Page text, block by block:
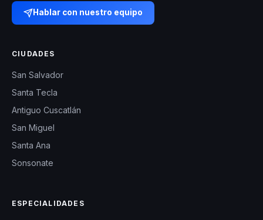
Hablar con nuestro equipo
CIUDADES
San Salvador
Santa Tecla
Antiguo Cuscatlán
San Miguel
Santa Ana
Sonsonate
ESPECIALIDADES